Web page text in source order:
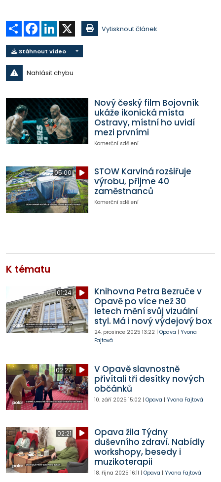
Sdílet Facebook
LinkedIn Vytisknout článek
Stáhnout video
Nahlásit chybu
Nový český film Bojovník
ukáže ikonická místa
Ostravy, místní ho uvidí
mezi prvními
Komerční sdělení
05:00
STOW Karviná rozšiřuje
výrobu, přijme 40
zaměstnanců
Komerční sdělení
K tématu
01:24
Knihovna Petra Bezruče v
Opavě po více než 30
letech mění svůj vizuální
styl. Má i nový výdejový box
24. prosince 2025 13:22| Opava | Yvona
Fajtová
02:27
V Opavě slavnostně
přivítali tři desítky nových
občánků
10. září 2025 15:02| Opava | Yvona Fajtová
02:21
Opava žila Týdny
duševního zdraví. Nabídly
workshopy, besedy i
muzikoterapii
18. října 2025 16:11 | Opava | Yvona Fajtová